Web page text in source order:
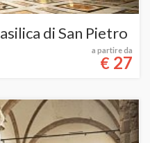
di San Pietro
a partire da
€ 27